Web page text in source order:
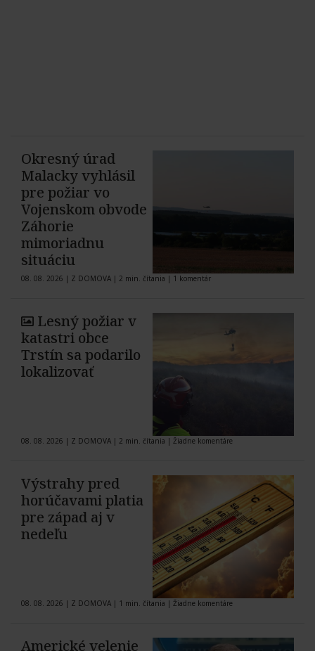
Okresný úrad
Malacky vyhlásil
pre požiar vo
Vojenskom obvode
Záhorie
mimoriadnu
situáciu
08. 08. 2026 | Z DOMOVA | 2 min. čítania | 1 komentár
Lesný požiar v
katastri obce
Trstín sa podarilo
lokalizovať
08. 08. 2026 | Z DOMOVA | 2 min. čítania | Žiadne komentáre
Výstrahy pred
horúčavami platia
pre západ aj v
nedeľu
08. 08. 2026 | Z DOMOVA | 1 min. čítania | Žiadne komentáre
Americké velenie